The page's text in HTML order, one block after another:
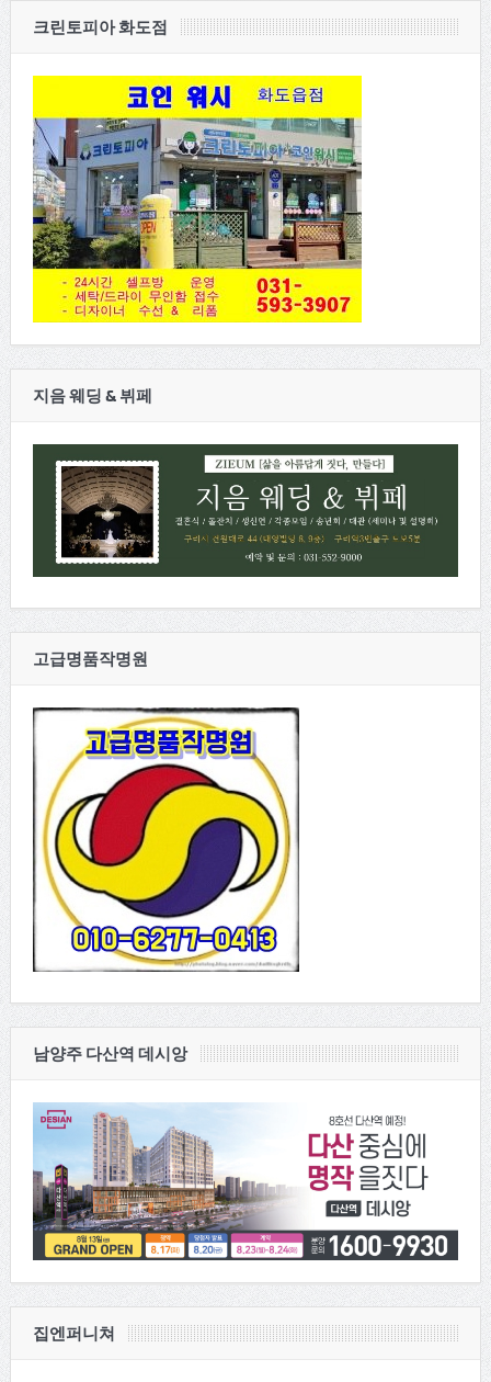
크린토피아 화도점
지음 웨딩 & 뷔페
고급명품작명원
남양주 다산역 데시앙
집엔퍼니쳐